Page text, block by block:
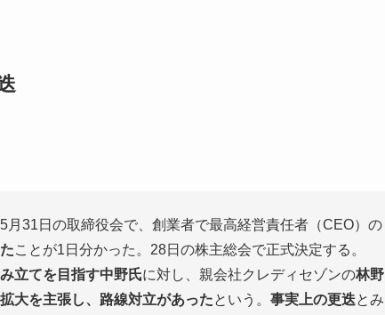
月31日の取締役会で、創業者で最高経営責任者（CEO）の
ことが1日分かった。28日の株主総会で正式決定する。
立てを目指す中野氏に対し、親会社クレディセゾンの林野
大を主張し、路線対立があったという。 事実上の更迭とみ